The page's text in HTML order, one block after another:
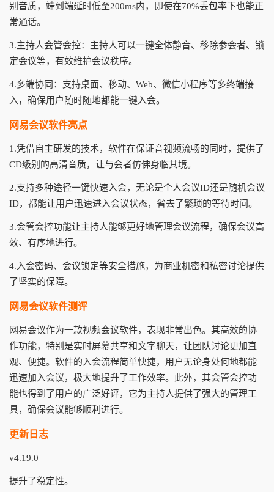
别音质，端到端延时低至200ms内，即使在70%丢包率下也能正
常通话。
3.主持人会管会控：主持人可以一键全体静音、移除参会者、锁
定会议等，有效维护会议秩序。
4.多端协同：支持桌面、移动、Web、微信小程序等多终端接
入，确保用户随时随地都能一键入会。
网易会议软件亮点
1.凭借自主研发的技术，软件在保证音视频流畅的同时，提供了
CD级别的高清音质，让与会者仿佛身临其境。
2.支持多种途径一键快速入会，无论是个人会议ID还是随机会议
ID，都能让用户迅速进入会议状态，省去了繁琐的等待时间。
3.会管会控功能让主持人能够更好地管理会议流程，确保会议高
效、有序地进行。
4.入会密码、会议锁定等安全措施，为商业机密和私密讨论提供
了坚实的保障。
网易会议软件测评
网易会议作为一款视频会议软件，表现非常出色。其高效的协
作功能，特别是实时屏幕共享和文字聊天，让团队讨论更加直
观、便捷。软件的入会流程简单快捷，用户无论身处何地都能
迅速加入会议，极大地提升了工作效率。此外，其会管会控功
能也得到了用户的广泛好评，它为主持人提供了强大的管理工
具，确保会议能够顺利进行。
更新日志
v4.19.0
提升了稳定性。